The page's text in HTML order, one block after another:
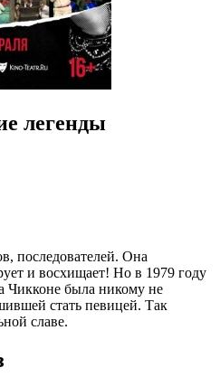
легенды
последователей. Она
и восхищает! Но в 1979 году
была никому не
стать певицей. Так
славе.